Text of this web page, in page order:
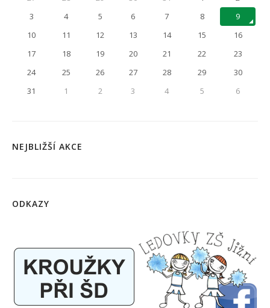
3
4 5 6 7 8
9
10
11 12 13 14 15
16
17
18 19 20 21 22
23
24
25 26 27 28 29
30
31
1 2 3 4 5 6
NEJBLIŽŠÍ AKCE
ODKAZY